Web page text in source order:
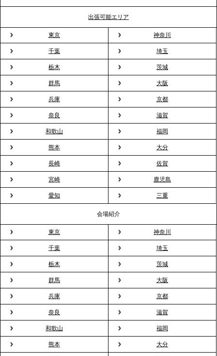
TBS「Nスタ」で、2ndTable「1DISH」の花見オー
ドブルが紹介されました
2026.3.23
プレスリリースのご案内｜入社式の“そのまま懇親
ィスケータリング』という新しい活用法
2026.3.20
NHK「ニュースウオッチ9」で、2ndTable「室内花
見」が紹介されました
プレスリリースのご案内｜2026年、春の親睦は「花
粉レス」な室内花見。福利厚生としても注目され
る、快適で新しいお花見体験
2026.3.5
プレスリリースのご案内｜「室内お花見」の法人利
用が前年比4倍に急増。オフィスに桜が届く福利厚生
の新定番
2026.2.13
プレスリリースのご案内｜オフィスが「１日限定の
バー」に！福利厚生・社内交流を格上げする《出張
バーテンダー》サービスを開始
出張可能エリア
東京 神奈川
千葉 埼玉
栃木 茨城
群馬 大阪
兵庫 京都
奈良 滋賀
和歌山 福岡
熊本 大分
長崎 佐賀
宮崎 鹿児島
愛知 三重
会場紹介
東京 神奈川
千葉 埼玉
栃木 茨城
群馬 大阪
兵庫 京都
奈良 滋賀
和歌山 福岡
熊本 大分